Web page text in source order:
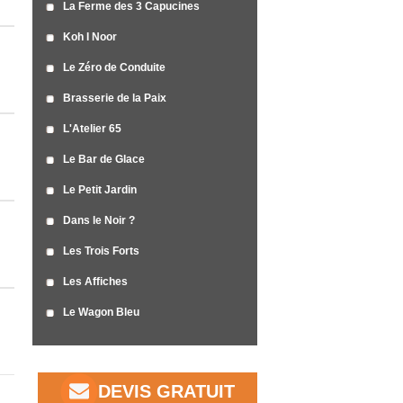
La Ferme des 3 Capucines
Koh I Noor
Le Zéro de Conduite
Brasserie de la Paix
L'Atelier 65
Le Bar de Glace
Le Petit Jardin
Dans le Noir ?
Les Trois Forts
Les Affiches
Le Wagon Bleu
DEVIS GRATUIT